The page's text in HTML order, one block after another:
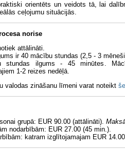
orientēts un veidots tā, lai
ceļojumu situācijās.
norise
attālināti.
ir 40 mācību stundas (2,5 - 3
stundas ilgums - 45 minūtes.
1-2 reizes nedēļā.
valodas zināšanu līmeni varat noteikt
grupā: EUR 90.00 (attālināti).
nodarbībām: EUR 27.00 (45 min.).
katram izglītojamajam EUR